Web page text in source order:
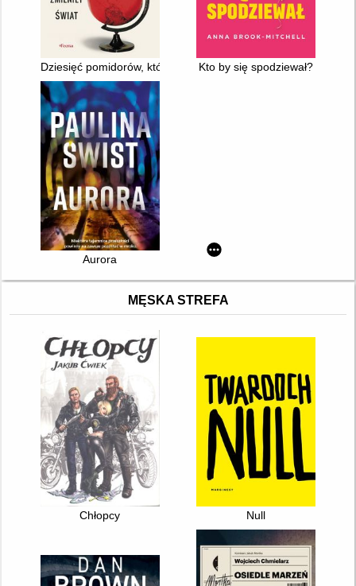
Dziesięć pomidorów, które zmieniły światKto by się spodziewał?
Aurora
MĘSKA STREFA
Chłopcy Null